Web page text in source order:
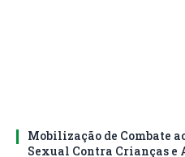
Mobilização de Combate
Sexual Contra Crianças e